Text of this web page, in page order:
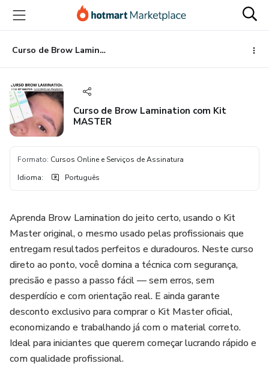
para
conteúdo
principal
para
pagamento
para
rodapé
Curso de Brow Lamination com Kit MASTER
Curso de Brow Lamination com Kit
MASTER
Formato: Cursos Online e Serviços de Assinatura
Idioma: Português
Aprenda Brow Lamination do jeito certo, usando o Kit
Master original, o mesmo usado pelas profissionais que
entregam resultados perfeitos e duradouros. Neste curso
direto ao ponto, você domina a técnica com segurança,
precisão e passo a passo fácil — sem erros, sem
desperdício e com orientação real. E ainda garante
desconto exclusivo para comprar o Kit Master oficial,
economizando e trabalhando já com o material correto.
Ideal para iniciantes que querem começar lucrando rápido e
com qualidade profissional.